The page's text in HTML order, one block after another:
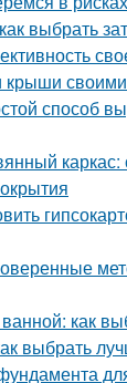
выбрать
способ
каркас:
как
выбрать